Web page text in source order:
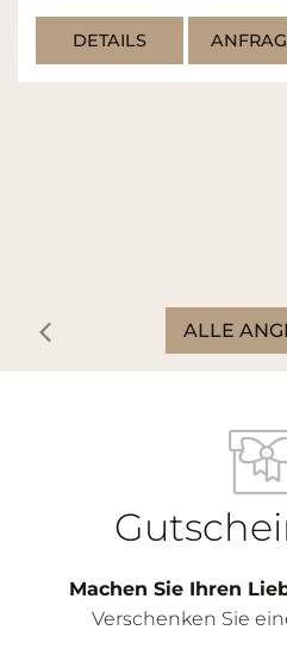
DETAILS
ALLE
Machen Sie Ihren
Verschenken Sie